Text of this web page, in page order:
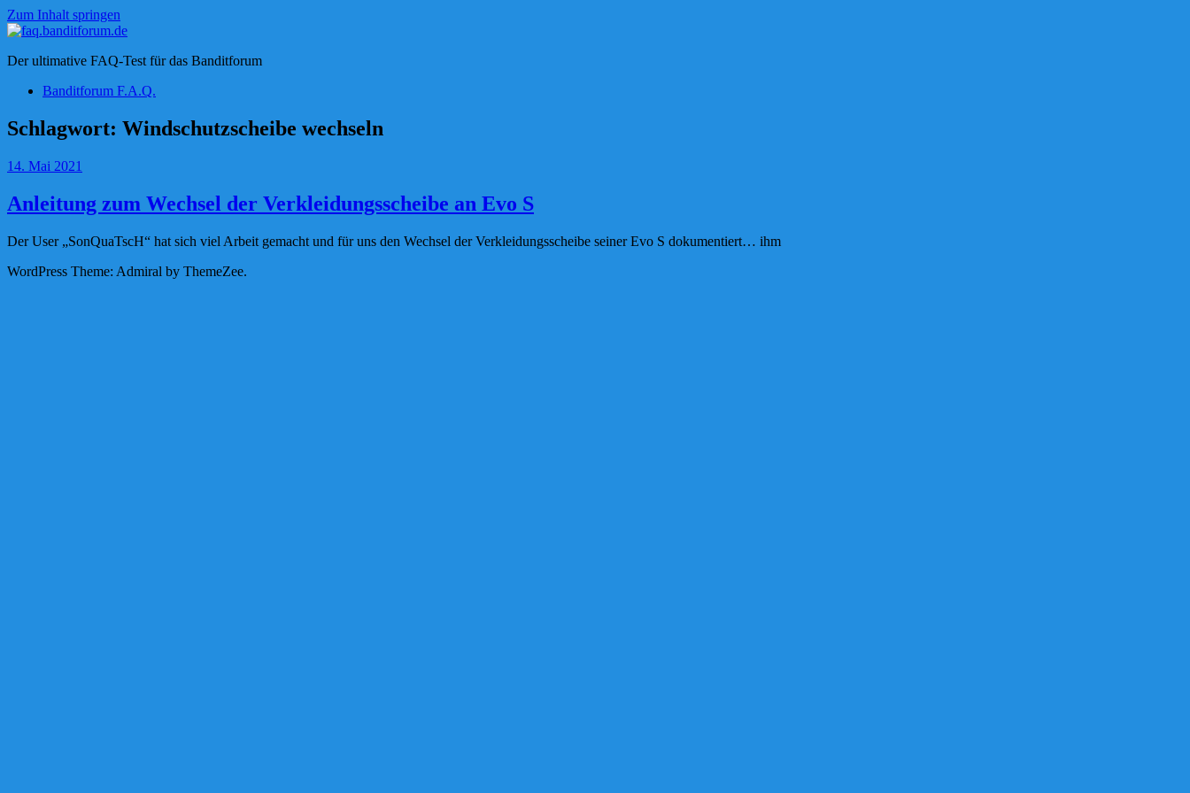
Zum Inhalt springen
faq.banditforum.de
Der ultimative FAQ-Test für das Banditforum
Banditforum F.A.Q.
Schlagwort: Windschutzscheibe wechseln
14. Mai 2021
Anleitung zum Wechsel der Verkleidungsscheibe an Evo S
Der User „SonQuaTscH“ hat sich viel Arbeit gemacht und für uns den Wechsel der Verkleidungsscheibe seiner Evo S dokumentiert… ihm
WordPress Theme: Admiral by ThemeZee.